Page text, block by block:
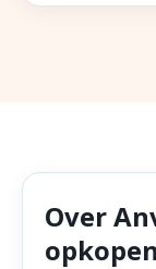
Over